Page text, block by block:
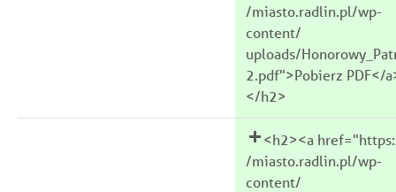
/miasto.radlin.pl/wp-
content/
uploads/
2.pdf">Pobierz PDF</
</h2>
<h2><a
/miasto.radlin.pl/wp-
content/